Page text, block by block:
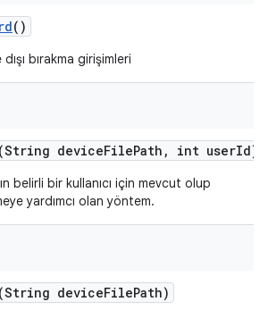
()
bırakma girişimleri
(String deviceFilePath , int userId)
belirli bir kullanıcı için mevcut olup
yardımcı olan yöntem.
(String deviceFilePath)